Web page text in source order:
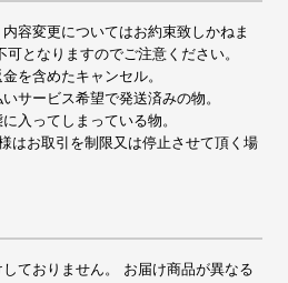
容変更についてはお約束致しかねま
となりますのでご注意ください。
を含めたキャンセル。
サービス希望で発送済みの物。
入ってしまっている物。
はお取引を制限又は停止させて頂く場
ておりません。 お届け商品が異なる